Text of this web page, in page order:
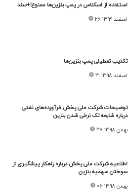
استفاده از اسکناس در پمپ بنزین‌ها ممنوع!+سند
۲۶ اسفند ۱۳۹۹
تکذیب تعطیلی پمپ بنزین‌ها
۲۱ اسفند ۱۳۹۸
توضیحات شرکت ملی پخش فرآورده‌های نفتی
درباره شایعه تک نرخی شدن بنزین
۲۷ بهمن ۱۳۹۸
اطلاعیه شرکت ملی پخش درباره راهکار پیشگیری از
سوختن سهمیه بنزین
۰۶ بهمن ۱۳۹۸